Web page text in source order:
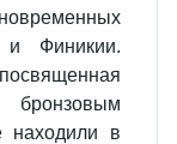
Финикии.
находили в